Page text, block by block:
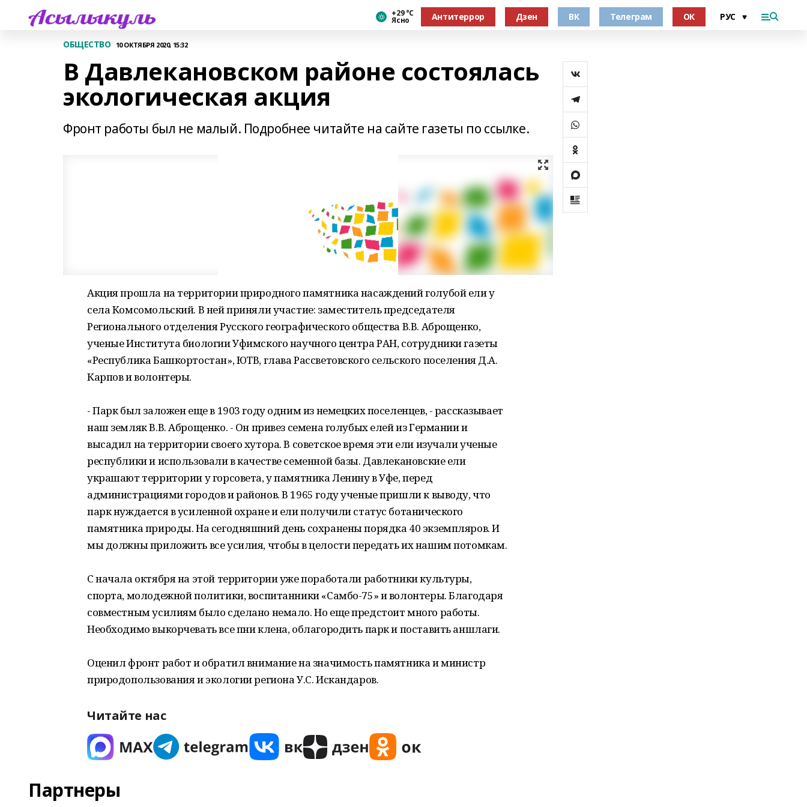
+29 °С
Ясно Антитеррор Дзен ВК Телеграм ОК
ОБЩЕСТВО 10 ОКТЯБРЯ 2020, 15:32
В Давлекановском районе состоялась
экологическая акция
Фронт работы был не малый. Подробнее читайте на сайте газеты по ссылке.
Акция прошла на территории природного памятника насаждений голубой ели у
села Комсомольский. В ней приняли участие: заместитель председателя
Регионального отделения Русского географического общества В.В. Аброщенко,
ученые Института биологии Уфимского научного центра РАН, сотрудники газеты
«Республика Башкортостан», ЮТВ, глава Рассветовского сельского поселения Д.А.
Карпов и волонтеры.
- Парк был заложен еще в 1903 году одним из немецких поселенцев, - рассказывает
наш земляк В.В. Аброщенко. - Он привез семена голубых елей из Германии и
высадил на территории своего хутора. В советское время эти ели изучали ученые
республики и использовали в качестве семенной базы. Давлекановские ели
украшают территории у горсовета, у памятника Ленину в Уфе, перед
администрациями городов и районов. В 1965 году ученые пришли к выводу, что
парк нуждается в усиленной охране и ели получили статус ботанического
памятника природы. На сегодняшний день сохранены порядка 40 экземпляров. И
мы должны приложить все усилия, чтобы в целости передать их нашим потомкам.
С начала октября на этой территории уже поработали работники культуры,
спорта, молодежной политики, воспитанники «Самбо-75» и волонтеры. Благодаря
совместным усилиям было сделано немало. Но еще предстоит много работы.
Необходимо выкорчевать все пни клена, облагородить парк и поставить аншлаги.
Оценил фронт работ и обратил внимание на значимость памятника и министр
природопользования и экологии региона У.С. Искандаров.
Читайте нас
Партнеры